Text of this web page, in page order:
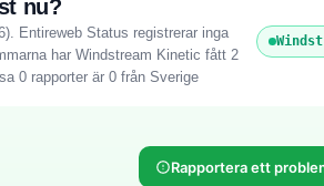
nu?
Entireweb Status registrerar inga
har Windstream Kinetic fått 2
0 rapporter är 0 från Sverige
Rapportera ett